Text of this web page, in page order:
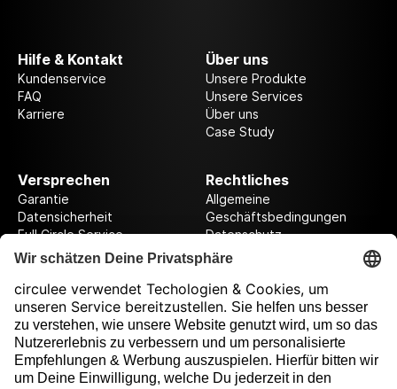
Hilfe & Kontakt
Kundenservice
FAQ
Karriere
Über uns
Unsere Produkte
Unsere Services
Über uns
Case Study
Versprechen
Garantie
Datensicherheit
Full Circle Service
Rechtliches
Allgemeine
Geschäftsbedingungen
Datenschutz
Datenschutzeinstellungen
Folge uns auf unserer Reise!